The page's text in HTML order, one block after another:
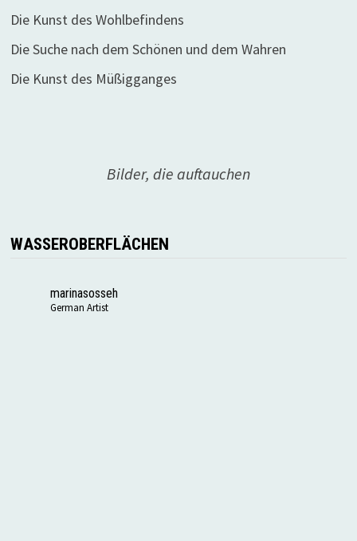
Die Kunst des Wohlbefindens
Die Suche nach dem Schönen und dem Wahren
Die Kunst des Müßigganges
Bilder, die auftauchen
WASSEROBERFLÄCHEN
marinasosseh
German Artist